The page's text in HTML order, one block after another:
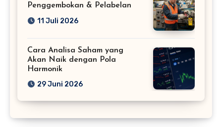
Penggembokan & Pelabelan
11 Juli 2026
Cara Analisa Saham yang
Akan Naik dengan Pola
Harmonik
29 Juni 2026